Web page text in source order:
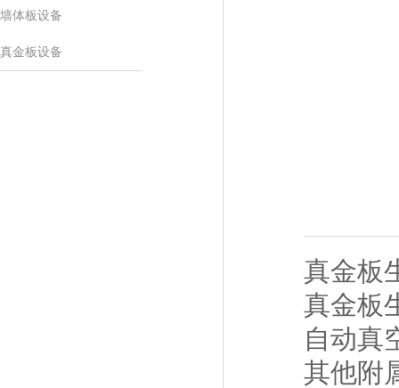
墙体板设备
真金板设备
真金板
真金板
自动真
其他附